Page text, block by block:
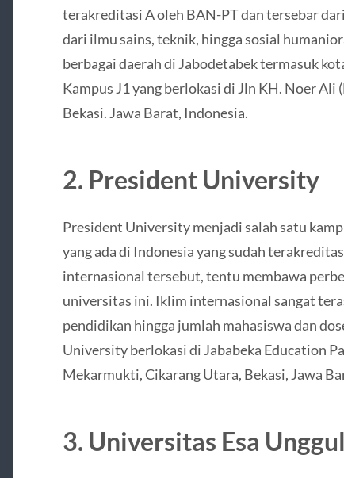
terakreditasi A oleh BAN-PT dan tersebar
dari ilmu sains, teknik, hingga sosial
berbagai daerah di Jabodetabek termasuk
Kampus J1 yang berlokasi di Jln KH. Noer Ali
Bekasi. Jawa Barat, Indonesia.
2. President University
President University menjadi salah satu
yang ada di Indonesia yang sudah
internasional tersebut, tentu membawa
universitas ini. Iklim internasional sangat
pendidikan hingga jumlah mahasiswa dan
University berlokasi di Jababeka Education
Mekarmukti, Cikarang Utara, Bekasi, Jawa
3. Universitas Esa